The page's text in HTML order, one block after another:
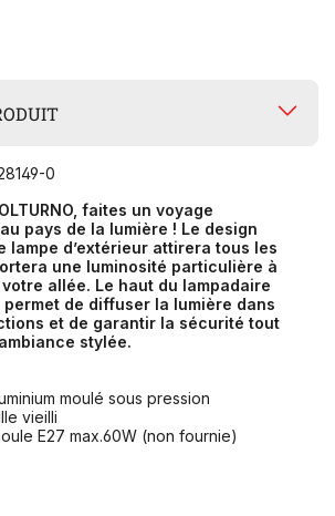
0
faites un voyage
pays de la lumière ! Le design
lampe d’extérieur attirera tous les
une luminosité particulière à
allée. Le haut du lampadaire
de diffuser la lumière dans
et de garantir la sécurité tout
stylée.
moulé sous pression
vieilli
E27 max.60W (non fournie)